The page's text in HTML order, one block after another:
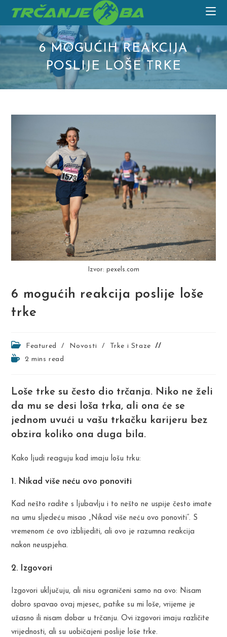
6 MOGUĆIH REAKCIJA
POSLIJE LOŠE TRKE
Izvor: pexels.com
6 mogućih reakcija poslije loše
trke
Post
category:
Featured / Novosti /
Trke i Staze
Reading2 mins read
Loše trke su često dio trčanja. Niko ne želi
da mu se desi loša trka, ali ona će se
jednom uvući u vašu trkačku karijeru bez
obzira koliko ona duga bila.
Kako ljudi reaguju kad imaju lošu trku:
1. Nikad više neću ovo ponoviti
Kad nešto radite s ljubavlju i to nešto ne uspije često imate
na umu sljedeću misao „Nikad više neću ovo ponoviti“. S
vremenom će ovo izblijediti, ali ovo je razumna reakcija
nakon neuspjeha.
2. Izgovori
Izgovori uključuju, ali nisu ograničeni samo na ovo: Nisam
dobro spavao ovaj mjesec, patike su mi loše, vrijeme je
užasno ili nisam dobar u trčanju. Ovi izgovori imaju različite
vrijednosti, ali su uobičajeni poslije loše trke.